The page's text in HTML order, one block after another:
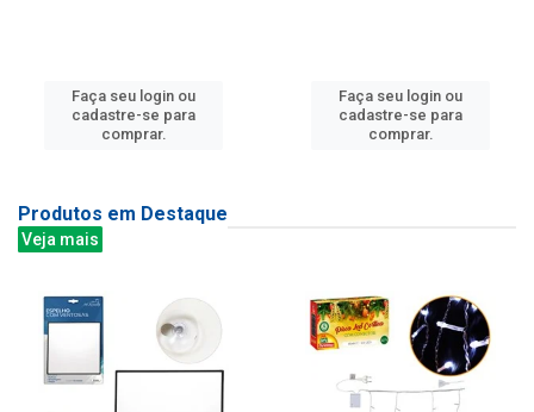
Faça seu login ou
cadastre-se para
comprar.
Faça seu login ou
cadastre-se para
comprar.
Produtos em Destaque
Veja mais